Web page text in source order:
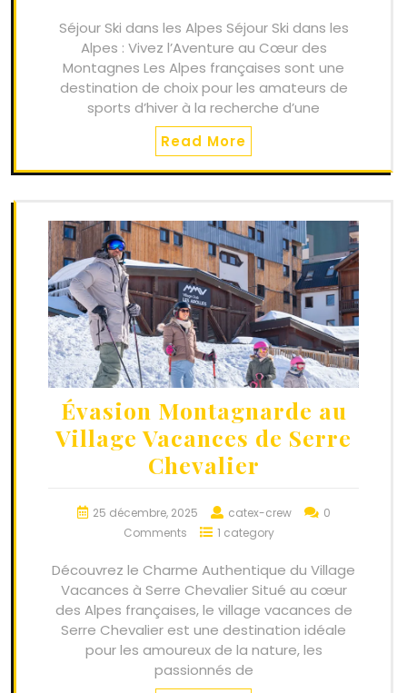
Séjour Ski dans les Alpes Séjour Ski dans les
Alpes : Vivez l’Aventure au Cœur des
Montagnes Les Alpes françaises sont une
destination de choix pour les amateurs de
sports d’hiver à la recherche d’une
Read More
Évasion Montagnarde au
Village Vacances de Serre
Chevalier
25 décembre, 2025 catex-crew
0
Comments
1 category
Découvrez le Charme Authentique du Village
Vacances à Serre Chevalier Situé au cœur
des Alpes françaises, le village vacances de
Serre Chevalier est une destination idéale
pour les amoureux de la nature, les
passionnés de